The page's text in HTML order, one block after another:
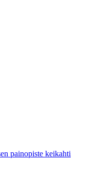
painopiste keikahti